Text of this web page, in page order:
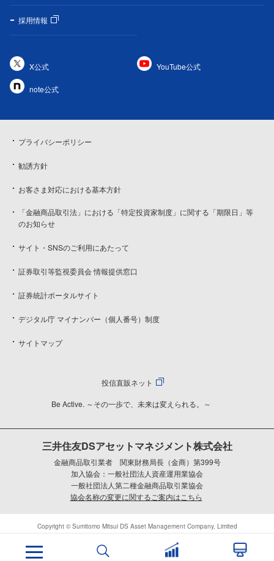
採用情報
X公式 YouTube公式
note公式
プライバシーポリシー
勧誘方針
お客さま対応における基本方針
「金融商品取引法」における「特定投資家制度」に関する「期限日」等
のお知らせ
サイト・SNSのご利用にあたって
証券取引等監視委員会 情報提供窓口
証券統計ポータルサイト
デジタル庁 マイナンバー（個人番号）制度
サイトマップ
投信直販ネット
Be Active. ～その一歩で、未来は変えられる。～
三井住友DSアセットマネジメント株式会社
金融商品取引業者 関東財務局長（金商）第399号
加入協会：一般社団法人資産運用業協会
一般社団法人第二種金融商品取引業協会
協会名称の変更に関するご案内はこちら
Copyright © Sumitomo Mitsui DS Asset Management Company, Limited